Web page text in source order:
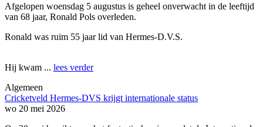
Afgelopen woensdag 5 augustus is geheel onverwacht in de leeftijd
van 68 jaar, Ronald Pols overleden.
Ronald was ruim 55 jaar lid van Hermes-D.V.S.
Hij kwam ... lees verder
Algemeen
Cricketveld Hermes-DVS krijgt internationale status
wo 20 mei 2026